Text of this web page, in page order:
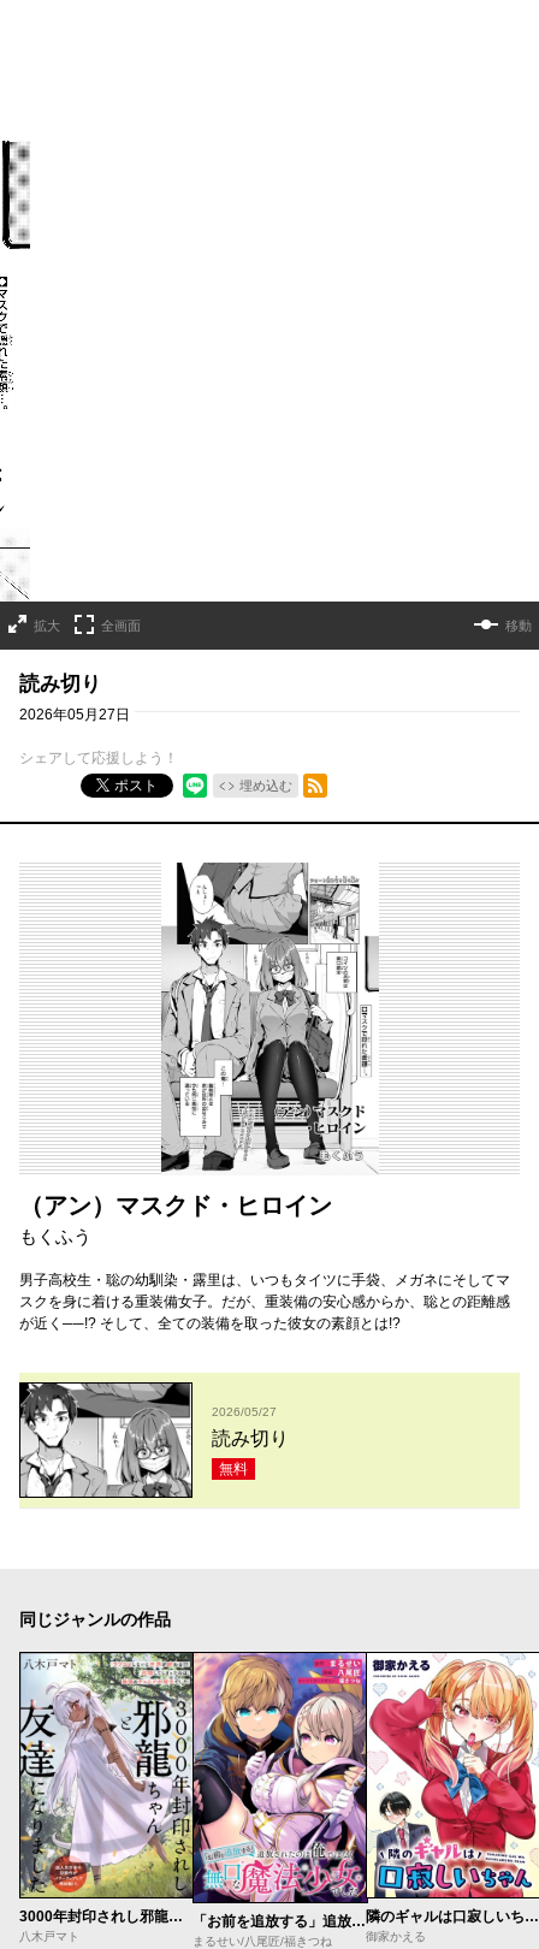
拡大 全画面 移動
読み切り
2026年05月27日
シェアして応援しよう！
ポスト
埋め込む
RSSフィード
（アン）マスクド・ヒロイン
もくふう
男子高校生・聡の幼馴染・露里は、いつもタイツに手袋、メガネにそしてマ
スクを身に着ける重装備女子。だが、重装備の安心感からか、聡との距離感
が近く──!? そして、全ての装備を取った彼女の素顔とは!?
2026/05/27
読み切り
無料
同じジャンルの作品
3000年封印されし邪龍ちゃんと友達になりました
八木戸マト
「お前を追放する」追放されたのは俺ではなく無口な魔法少女でした
まるせい/八尾匠/福きつね
隣のギャルは口寂しいちゃん
御家かえる